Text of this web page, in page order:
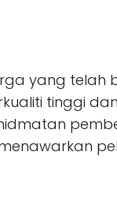
yang telah
tinggi